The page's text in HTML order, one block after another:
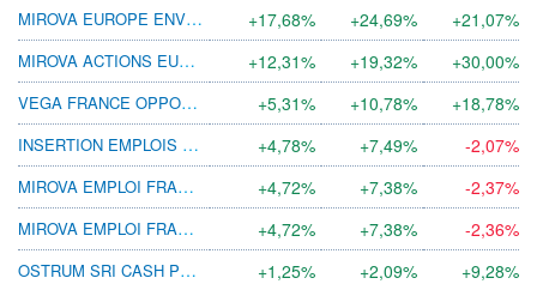
MIROVA EUROPE ENVIRONNEMENT R(C) EUR +17,68% +24,69%
+21,07%
MIROVA ACTIONS EUROPE F(C) EUR
+12,31% +19,32%
+30,00%
VEGA FRANCE OPPORTUNITÉS ISR RC
+5,31% +10,78%
+18,78%
INSERTION EMPLOIS DYNAMIQUE R (C)
+4,78% +7,49%
-2,07%
MIROVA EMPLOI FRANCE (D)
+4,72% +7,38%
-2,37%
MIROVA EMPLOI FRANCE (C)
+4,72% +7,38%
-2,36%
OSTRUM SRI CASH PLUS I (C) EUR
+1,25% +2,09%
+9,28%